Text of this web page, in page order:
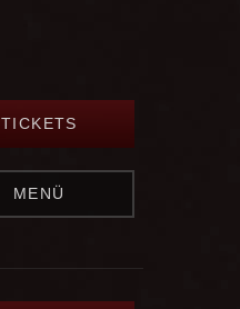
TICKETS
MENÜ